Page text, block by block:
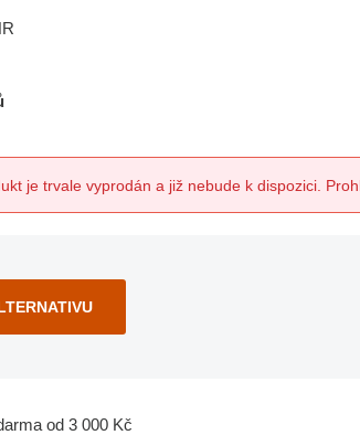
je trvale vyprodán a již nebude k dispozici.
od 3 000 Kč